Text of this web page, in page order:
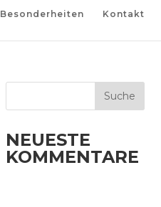
Besonderheiten Kontakt
NEUESTE
KOMMENTARE